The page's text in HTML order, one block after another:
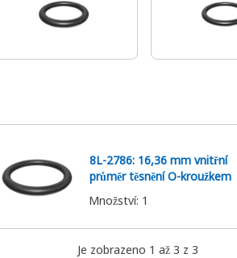
8L-2786: 16,36 mm vnitřní
průměr těsnění O-kroužkem
Množství: 1
Je zobrazeno 1 až 3 z 3